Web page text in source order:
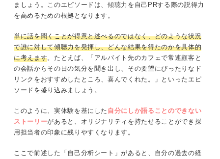
ましょう。このエピソードは、傾聴力を自己PRする際の説得力
を高めるための根拠となります。
単に話を聞くことが得意と述べるのではなく、どのような状況
で誰に対して傾聴力を発揮し、どんな結果を得たのかを具体的
に考えます。たとえば、「アルバイト先のカフェで常連顧客と
の会話からその日の気分を聞き出し、その要望にぴったりなド
リンクをおすすめしたところ、喜んでくれた。」といったエピ
ソードを盛り込みましょう。
このように、実体験を基にした 自分にしか語ることのできない
ストーリーがあると、オリジナリティを持たせることができ採
用担当者の印象に残りやすくなります。
ここで前述した「自己分析シート」があると、自分の過去の経